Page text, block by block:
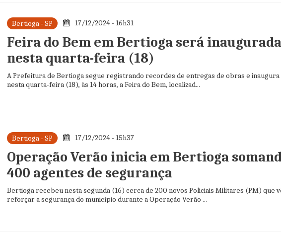
Bertioga - SP 17/12/2024 - 16h31
Feira do Bem em Bertioga será inaugurada
nesta quarta-feira (18)
A Prefeitura de Bertioga segue registrando recordes de entregas de obras e inaugura
nesta quarta-feira (18), às 14 horas, a Feira do Bem, localizad...
Bertioga - SP 17/12/2024 - 15h37
Operação Verão inicia em Bertioga
400 agentes de segurança
Bertioga recebeu nesta segunda (16) cerca de 200 novos Policiais Militares (PM) que
reforçar a segurança do município durante a Operação Verão ...